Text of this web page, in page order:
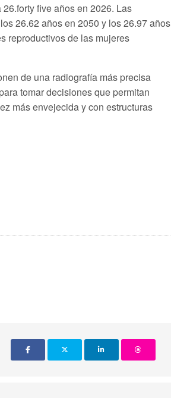
five años en 2026. Las
26.62 años en 2050 y los 26.97 años
reproductivos de las mujeres
de una radiografía más precisa
tomar decisiones que permitan
más envejecida y con estructuras